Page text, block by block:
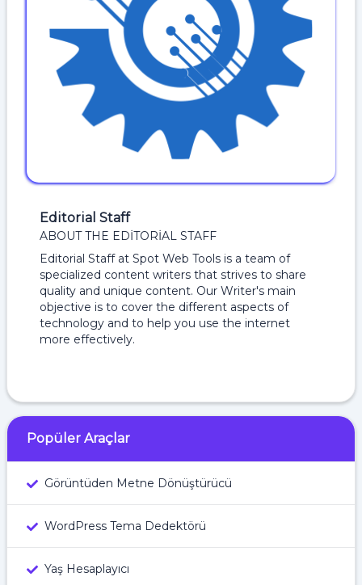
Editorial Staff
ABOUT THE EDITORIAL STAFF
Editorial Staff at Spot Web Tools is a team of
specialized content writers that strives to share
quality and unique content. Our Writer's main
objective is to cover the different aspects of
technology and to help you use the internet
more effectively.
Popüler Araçlar
Görüntüden Metne Dönüştürücü
WordPress Tema Dedektörü
Yaş Hesaplayıcı